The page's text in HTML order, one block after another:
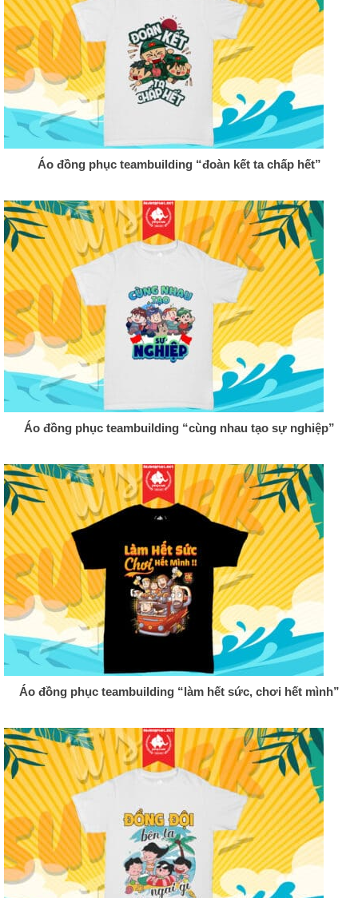
Áo đồng phục teambuilding “đoàn kết ta chấp hết”
Áo đồng phục teambuilding “cùng nhau tạo sự nghiệp”
Áo đồng phục teambuilding “làm hết sức, chơi hết mình”